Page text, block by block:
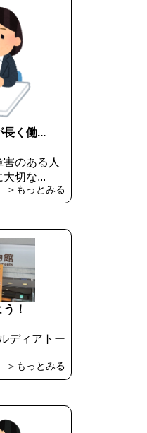
長く働...
のある人
切な...
＞もっとみる
！
ディアトー
＞もっとみる